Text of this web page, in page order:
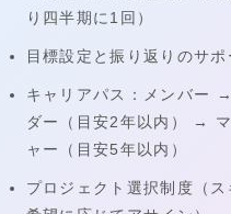
り四半期に1回）
目標設定と振り返りのサポ
キャリアパス：メンバー
ダー（目安2年以内） →
ャー（目安5年以内）
プロジェクト選択制度（ス